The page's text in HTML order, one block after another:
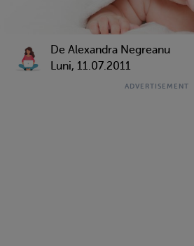
De Alexandra Negreanu
Luni, 11.07.2011